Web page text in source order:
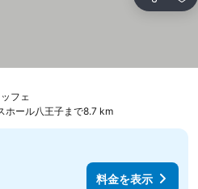
お
フェ
ホール八王子まで8.7 km
料金を表示